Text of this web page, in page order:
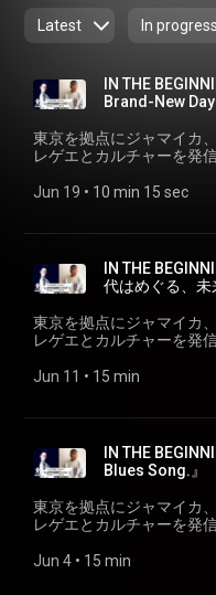
す。そのミッションは、
ことで、人々のライフス
人々の繋がりや新たな
PLACEになることを志します。 "PUBLIC
launched” in Dec/
music, art, design,
to become a “meeting
– a PLACE to share
a PLACE to share
the generally curious,
make sense…
Latest In progress
IN THE
Brand-New
東京を拠点にジャマイカ
レゲエとカルチャーを発
の「はじまりのストーリー
PUSHIM＞ の「はじまり」を探る。 IN
『PUSHIM 編 ⑦ Beyond
り』 ゲスト: PUSHIM 1995年に地元大阪で活動を開始。その
歌声を聞くと、誰もが
Voice!(=力強い声)”“One
されるプレミアム・シン
て、今やジャパニーズ・
確固たるものにしたと同
る。2015年には自身のレ
アルバムとしては10枚目
Zepp5箇所全10公演の
MIDNIGHT PARTYも超満
『深呼吸』をリリース。
めた。２年後の2023年に
Jun 19 • 10 min 15 sec
IN THE
代はめぐる、未
東京を拠点にジャマイカ
レゲエとカルチャーを発
の「はじまりのストーリー
PUSHIM＞ の「はじまり」を探る。 IN
『PUSHIM編⑥ To The
る』 ゲスト: PUSHIM 1995年に地元大阪で活動を開始。その
歌声を聞くと、誰もが
Voice!(=力強い声)”“One
されるプレミアム・シン
て、今やジャパニーズ・
確固たるものにしたと同
Jun 11 • 15 min
IN THE
Blues Song.』
東京を拠点にジャマイカ
レゲエとカルチャーを発
の「はじまりのストーリー
Jun 4 • 15 min